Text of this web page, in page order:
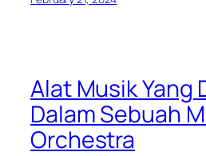
Alat Musik Yang
Dalam Sebuah
Orchestra